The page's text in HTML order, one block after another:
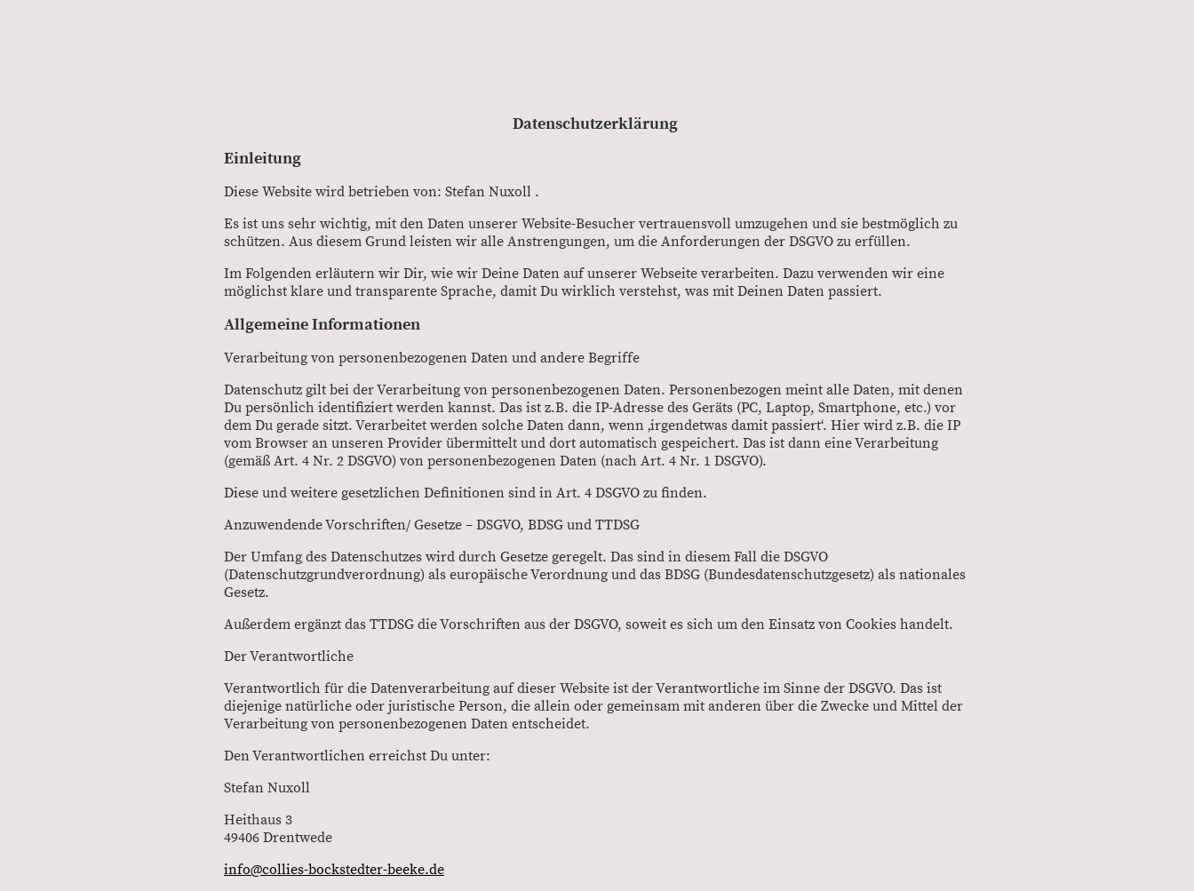
Datenschutzerklärung
Einleitung
Diese Website wird betrieben von: Stefan Nuxoll .
Es ist uns sehr wichtig, mit den Daten unserer Website-Besucher vertrauensvoll umzugehen und sie bestmöglich zu
schützen. Aus diesem Grund leisten wir alle Anstrengungen, um die Anforderungen der DSGVO zu erfüllen.
Im Folgenden erläutern wir Dir, wie wir Deine Daten auf unserer Webseite verarbeiten. Dazu verwenden wir eine
möglichst klare und transparente Sprache, damit Du wirklich verstehst, was mit Deinen Daten passiert.
Allgemeine Informationen
Verarbeitung von personenbezogenen Daten und andere Begriffe
Datenschutz gilt bei der Verarbeitung von personenbezogenen Daten. Personenbezogen meint alle Daten, mit denen
Du persönlich identifiziert werden kannst. Das ist z.B. die IP-Adresse des Geräts (PC, Laptop, Smartphone, etc.) vor
dem Du gerade sitzt. Verarbeitet werden solche Daten dann, wenn ‚irgendetwas damit passiert‘. Hier wird z.B. die IP
vom Browser an unseren Provider übermittelt und dort automatisch gespeichert. Das ist dann eine Verarbeitung
(gemäß Art. 4 Nr. 2 DSGVO) von personenbezogenen Daten (nach Art. 4 Nr. 1 DSGVO).
Diese und weitere gesetzlichen Definitionen sind in Art. 4 DSGVO zu finden.
Anzuwendende Vorschriften/ Gesetze – DSGVO, BDSG und TTDSG
Der Umfang des Datenschutzes wird durch Gesetze geregelt. Das sind in diesem Fall die DSGVO
(Datenschutzgrundverordnung) als europäische Verordnung und das BDSG (Bundesdatenschutzgesetz) als nationales
Gesetz.
Außerdem ergänzt das TTDSG die Vorschriften aus der DSGVO, soweit es sich um den Einsatz von Cookies handelt.
Der Verantwortliche
Verantwortlich für die Datenverarbeitung auf dieser Website ist der Verantwortliche im Sinne der DSGVO. Das ist
diejenige natürliche oder juristische Person, die allein oder gemeinsam mit anderen über die Zwecke und Mittel der
Verarbeitung von personenbezogenen Daten entscheidet.
Den Verantwortlichen erreichst Du unter:
Stefan Nuxoll
Heithaus 3
49406 Drentwede
info@collies-bockstedter-beeke.de